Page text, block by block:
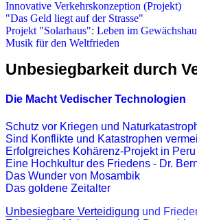
Innovative Verkehrskonzeption (Projekt)
"Das Geld liegt auf der Strasse"
Projekt "Solarhaus": Leben im
Musik für den Weltfrieden
Unbesiegbarkeit durch
Die Macht Vedischer Technologien
Schutz vor Kriegen und
Sind Konflikte und Katastrophen
Erfolgreiches Kohärenz-Projekt in Peru
Eine Hochkultur des Friedens - Dr.
Das Wunder von Mosambik
Das goldene Zeitalter
Unbesiegbare Verteidigung und